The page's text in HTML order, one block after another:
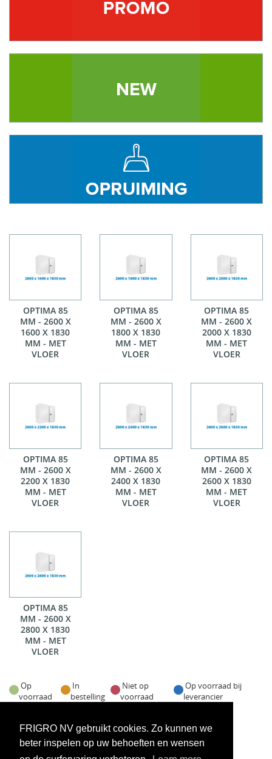
FRIGRO NV gebruikt cookies. Zo kunnen we
beter inspelen op uw behoeften en wensen
OPTIMA 85
MM - 2600 X
1600 X 1830
MM - MET
VLOER
OPTIMA 85
MM - 2600 X
1800 X 1830
MM - MET
VLOER
OPTIMA 85
MM - 2600 X
2000 X 1830
MM - MET
VLOER
OPTIMA 85
MM - 2600 X
2200 X 1830
MM - MET
VLOER
OPTIMA 85
MM - 2600 X
2400 X 1830
MM - MET
VLOER
OPTIMA 85
MM - 2600 X
2600 X 1830
MM - MET
VLOER
OPTIMA 85
MM - 2600 X
2800 X 1830
MM - MET
VLOER
Op
voorraad
In
bestelling
Niet op
voorraad
Op voorraad bij
leverancier